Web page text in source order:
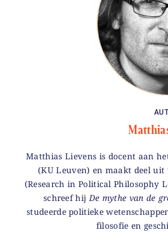
Matthias Lievens is docent aan
(KU Leuven) en maakt deel uit
(Research in Political Philosophy
schreef hijDe mythe van de
studeerde politieke
filosofie en